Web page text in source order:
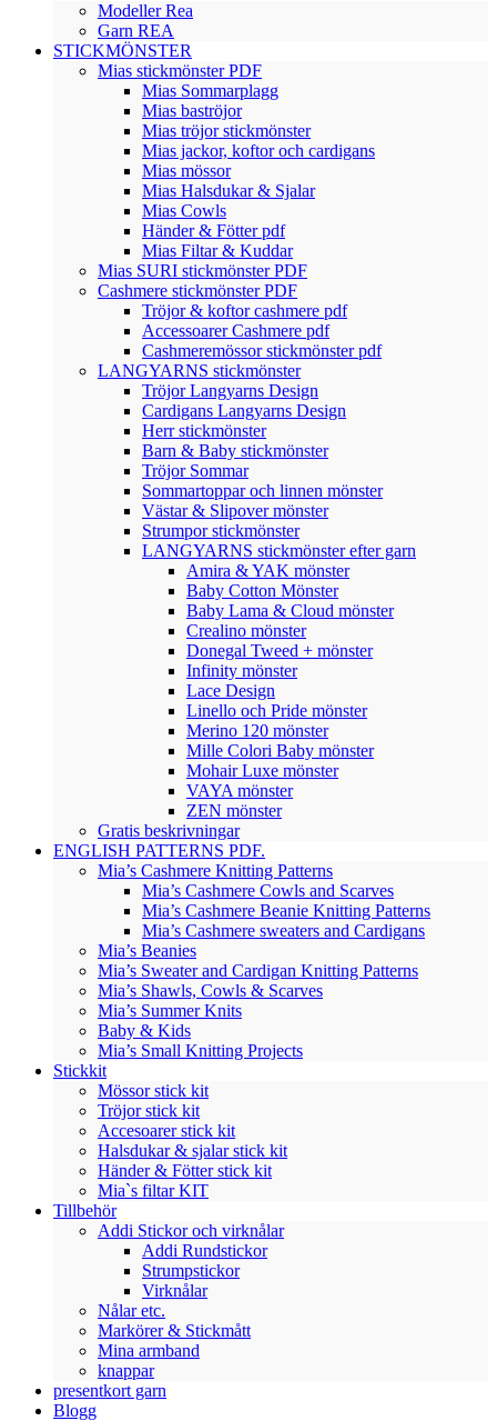
Modeller Rea
Garn REA
STICKMÖNSTER
Mias stickmönster PDF
Mias Sommarplagg
Mias baströjor
Mias tröjor stickmönster
Mias jackor, koftor och cardigans
Mias mössor
Mias Halsdukar & Sjalar
Mias Cowls
Händer & Fötter pdf
Mias Filtar & Kuddar
Mias SURI stickmönster PDF
Cashmere stickmönster PDF
Tröjor & koftor cashmere pdf
Accessoarer Cashmere pdf
Cashmeremössor stickmönster pdf
LANGYARNS stickmönster
Tröjor Langyarns Design
Cardigans Langyarns Design
Herr stickmönster
Barn & Baby stickmönster
Tröjor Sommar
Sommartoppar och linnen mönster
Västar & Slipover mönster
Strumpor stickmönster
LANGYARNS stickmönster efter garn
Amira & YAK mönster
Baby Cotton Mönster
Baby Lama & Cloud mönster
Crealino mönster
Donegal Tweed + mönster
Infinity mönster
Lace Design
Linello och Pride mönster
Merino 120 mönster
Mille Colori Baby mönster
Mohair Luxe mönster
VAYA mönster
ZEN mönster
Gratis beskrivningar
ENGLISH PATTERNS PDF.
Mia’s Cashmere Knitting Patterns
Mia’s Cashmere Cowls and Scarves
Mia’s Cashmere Beanie Knitting Patterns
Mia’s Cashmere sweaters and Cardigans
Mia’s Beanies
Mia’s Sweater and Cardigan Knitting Patterns
Mia’s Shawls, Cowls & Scarves
Mia’s Summer Knits
Baby & Kids
Mia’s Small Knitting Projects
Stickkit
Mössor stick kit
Tröjor stick kit
Accesoarer stick kit
Halsdukar & sjalar stick kit
Händer & Fötter stick kit
Mia`s filtar KIT
Tillbehör
Addi Stickor och virknålar
Addi Rundstickor
Strumpstickor
Virknålar
Nålar etc.
Markörer & Stickmått
Mina armband
knappar
presentkort garn
Blogg